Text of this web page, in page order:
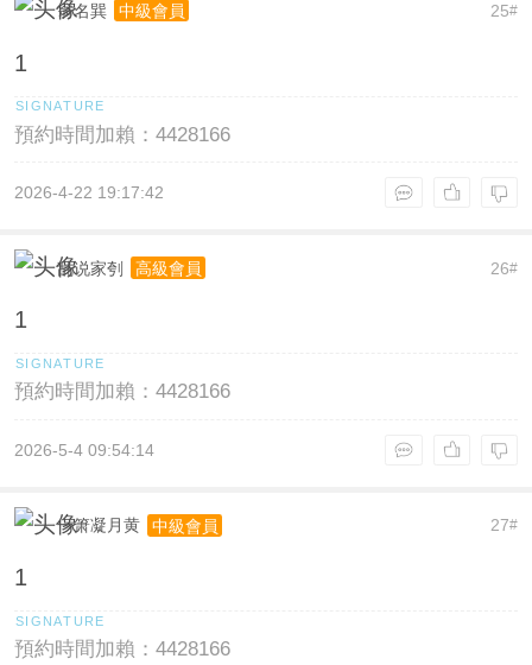
25#
翁名巽 中級會員
1
預約時間加賴：4428166
2026-4-22 19:17:42
26#
乱说家刳 高級會員
1
預約時間加賴：4428166
2026-5-4 09:54:14
27#
一箫凝月黄 中級會員
1
預約時間加賴：4428166